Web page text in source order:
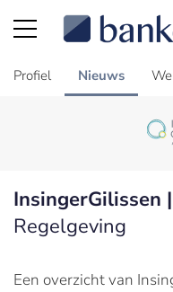
Profiel Nieuws
InsingerGilissen |
Regelgeving
Een overzicht van